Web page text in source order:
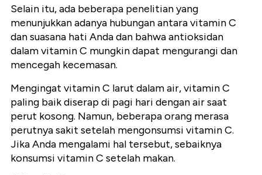
Selain itu, ada beberapa penelitian yang
menunjukkan adanya hubungan antara vitamin C
dan suasana hati Anda dan bahwa antioksidan
dalam vitamin C mungkin dapat mengurangi dan
mencegah kecemasan.
Mengingat vitamin C larut dalam air, vitamin C
paling baik diserap di pagi hari dengan air saat
perut kosong. Namun, beberapa orang merasa
perutnya sakit setelah mengonsumsi vitamin C.
Jika Anda mengalami hal tersebut, sebaiknya
konsumsi vitamin C setelah makan.